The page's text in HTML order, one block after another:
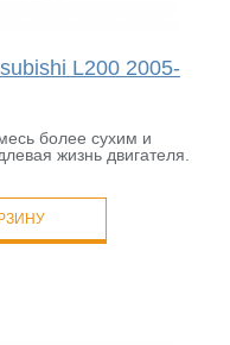
L200 2005-
более сухим и
жизнь двигателя.